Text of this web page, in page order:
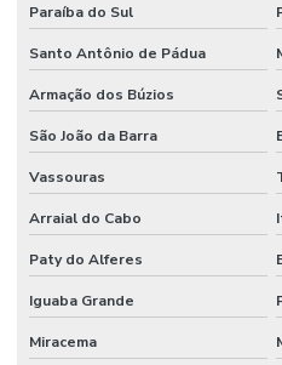
Higienização Profunda De
Higienização Profunda De
Inspeções Regulares De
Limpeza De Ambientes
Limpeza De Ambientes Industriais
Limpeza De Áreas De Convivência
Paraíba do Sul
Santo Antônio de Pádua
Armação dos Búzios
São João da Barra
Vassouras
Arraial do Cabo
Paty do Alferes
Iguaba Grande
Miracema